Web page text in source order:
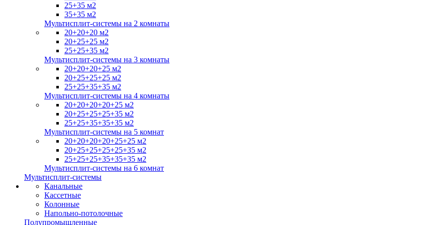
25+35 м2
35+35 м2
Мультисплит-системы на 2 комнаты
20+20+20 м2
20+25+25 м2
25+25+35 м2
Мультисплит-системы на 3 комнаты
20+20+20+25 м2
20+25+25+25 м2
25+25+35+35 м2
Мультисплит-системы на 4 комнаты
20+20+20+20+25 м2
20+25+25+25+35 м2
25+25+35+35+35 м2
Мультисплит-системы на 5 комнат
20+20+20+20+25+25 м2
20+25+25+25+25+35 м2
25+25+25+35+35+35 м2
Мультисплит-системы на 6 комнат
Мультисплит-системы
Канальные
Кассетные
Колонные
Напольно-потолочные
Полупромышленные